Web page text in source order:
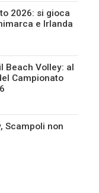
2026: si gioca
e Irlanda
Beach Volley: al
Campionato
Scampoli non